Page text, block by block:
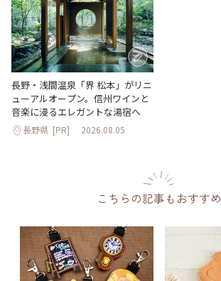
長野・浅間温泉「界 松本」がリニ
ューアルオープン。信州ワインと
音楽に浸るエレガントな湯宿へ
長野県 [PR] 2026.08.05
こちらの記事もおすすめ